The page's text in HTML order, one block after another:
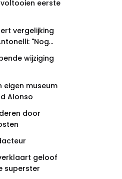
met Hamilton
achter het
Clarkson
21 jul. 08:45
lek nu
Red Bull nog
20 jul. 14:00
eerste
vergelijking
"Nog
wijziging
museum
Alonso
door
geloof
superster